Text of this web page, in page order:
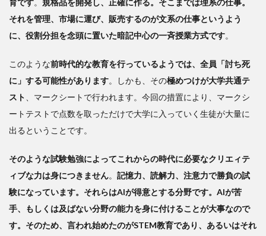
育です。 規格品を開発し、正確に作る。そこまでは理系の仕事。
それを管理、市場に運び、販売するのが文系の仕事というよう
に、役割分担を念頭に置いた暗記中心の一斉授業方式です。
このような前時代的な教育を行っているようでは、全員「討ち死
に」する可能性があります。しかも、その極めつけが大学共通テ
スト
、マークシートで行われます。今回の措置により、マークシ
ートテストで点数を取っただけで大学に入っていく生徒が大量に
出るということです。
そのような試験勉強によってこれからの時代に必要なクリエィテ
ィブな力は身につきません。 記憶力、読解力、注意力で勝負の試
験になっています。それらはAIが得意とする分野です。AIが苦
手、もしくは及ばない分野の能力を身に付けることが大事なので
す。そのため、言われ始めたのがSTEM教育であり、あるいはそれ